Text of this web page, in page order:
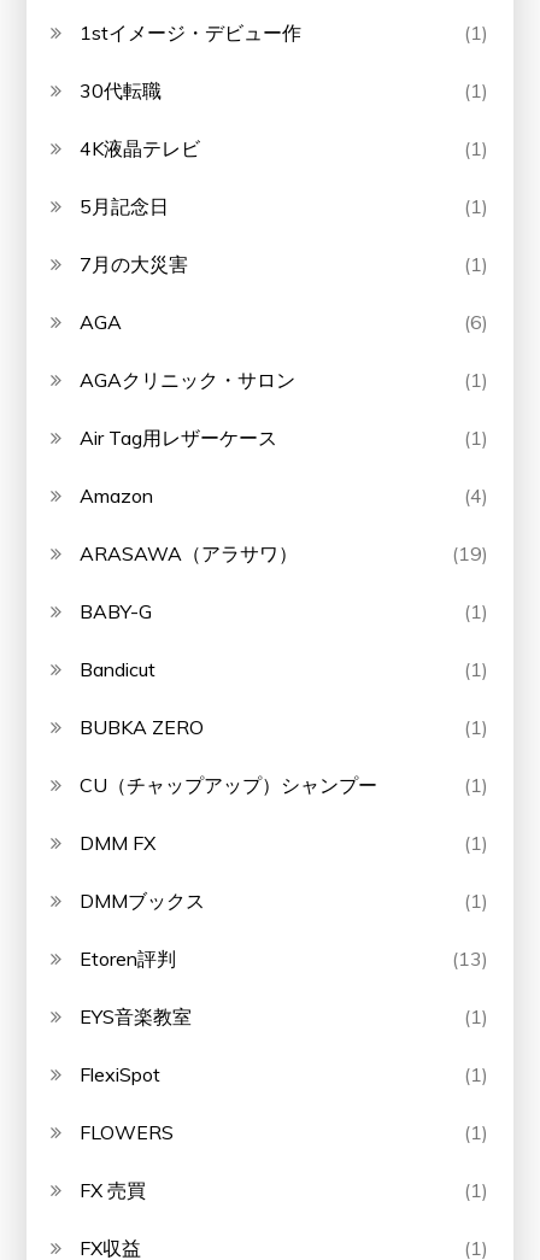
1stイメージ・デビュー作 (1)
30代転職 (1)
4K液晶テレビ (1)
5月記念日 (1)
7月の大災害 (1)
AGA (6)
AGAクリニック・サロン (1)
Air Tag用レザーケース (1)
Amazon (4)
ARASAWA（アラサワ） (19)
BABY-G (1)
Bandicut (1)
BUBKA ZERO (1)
CU（チャップアップ）シャンプー (1)
DMM FX (1)
DMMブックス (1)
Etoren評判 (13)
EYS音楽教室 (1)
FlexiSpot (1)
FLOWERS (1)
FX 売買 (1)
FX収益 (1)